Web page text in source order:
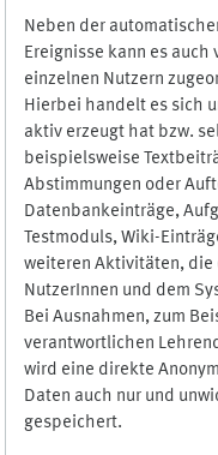
Neben der
Ereignisse kann es
einzelnen Nutzern
Hierbei handelt es sich
aktiv erzeugt hat bzw.
beispielsweise
Abstimmungen oder
Datenbankeinträge,
Testmoduls, Wiki-
weiteren Aktivitäten, die
NutzerInnen und dem
Bei Ausnahmen, zum
verantwortlichen
wird eine direkte
Daten auch nur und
gespeichert.